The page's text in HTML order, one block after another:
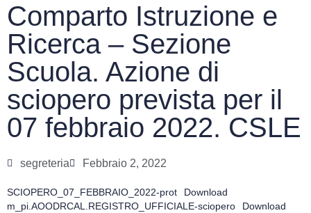
Comparto Istruzione e
Ricerca – Sezione
Scuola. Azione di
sciopero prevista per il
07 febbraio 2022. CSLE
segreteria Febbraio 2, 2022
SCIOPERO_07_FEBBRAIO_2022-prot
Download
m_pi.AOODRCAL.REGISTRO_UFFICIALE-sciopero
Download